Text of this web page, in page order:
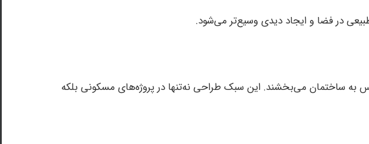
در فضا و ایجاد دیدی وسیع‌تر می‌شود.
به ساختمان می‌بخشند. این سبک طراحی نه‌تنها در پروژه‌های مسکونی بلکه